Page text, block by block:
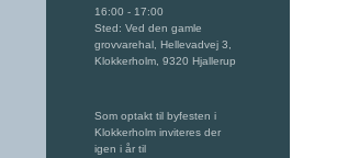
16:00 - 17:00
Sted: Ved den gamle
grovvarehal, Hellevadvej 3,
Klokkerholm, 9320 Hjallerup
Som optakt til byfesten i
Klokkerholm inviteres der
igen i år til